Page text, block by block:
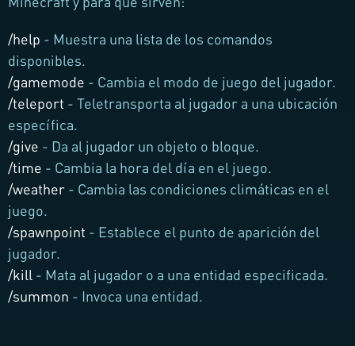
/help - Muestra una lista de los comandos
disponibles.
/gamemode - Cambia el modo de juego del jugador.
/teleport - Teletransporta al jugador a una ubicación
específica.
/give - Da al jugador un objeto o bloque.
/time - Cambia la hora del día en el juego.
/weather - Cambia las condiciones climáticas en el
juego.
/spawnpoint - Establece el punto de aparición del
jugador.
/kill - Mata al jugador o a una entidad especificada.
/summon - Invoca una entidad.